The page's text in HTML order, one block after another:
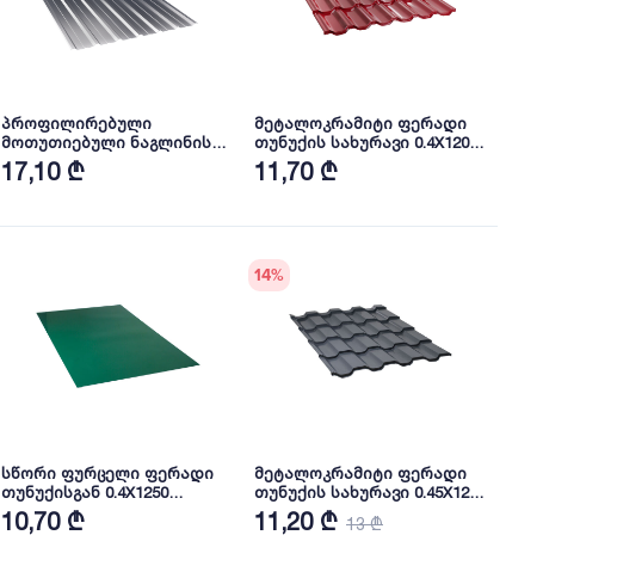
პროფილირებული
მოთუთიებული ნაგლინის
სახურავი 0.6X1140 პრიალა
NOVA
17,10 ₾
მეტალოკრამიტი ფერადი
თუნუქის სახურავი 0.4X1200
პრიალა RAL3005 NOVA
11,70 ₾
სწორი ფურცელი ფერადი
თუნუქისგან 0.4X1250
პრიალა RAL6005 NOVA
10,70 ₾
14%
მეტალოკრამიტი ფერადი
თუნუქის სახურავი 0.45X1200
პრიალა RAL7024 NOVA
11,20 ₾ 13 ₾